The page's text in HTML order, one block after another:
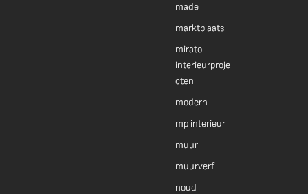
made
marktplaats
mirato
interieurproje
cten
modern
mp interieur
muur
muurverf
noud